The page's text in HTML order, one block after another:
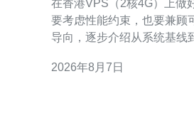
在香港VPS（2核4G）上做
要考虑性能约束，也要兼顾
导向，逐步介绍从系统基线
系。 了解威胁面与资源限制 首先评估香港VPS 2核4G
2026年8月7日